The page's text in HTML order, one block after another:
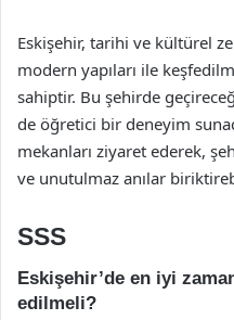
Eskişehir, tarihi ve kültürel
modern yapıları ile
sahiptir. Bu şehirde
de öğretici bir deneyim
mekanları ziyaret ederek,
ve unutulmaz anılar
SSS
Eskişehir’de en iyi
edilmeli?